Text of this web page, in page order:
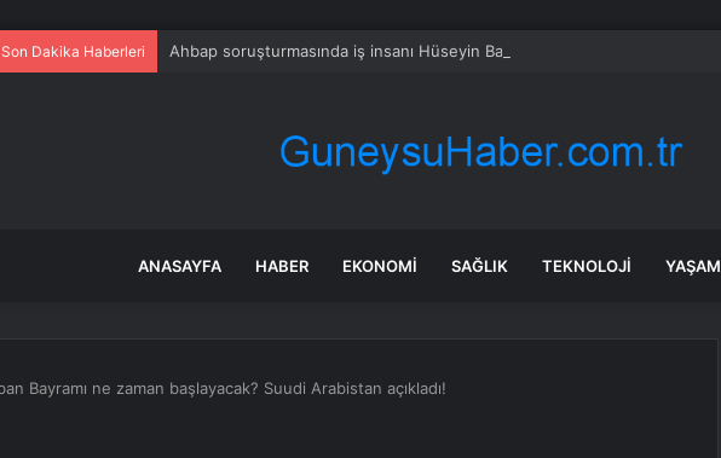
Son Dakika Haberleri Ahbap soruşturmasında iş insanı Hüseyin Başaran’a tutuklama talebi
ANASAYFA HABER EKONOMI SAĞLIK TEKNOLOJI YAŞAM
Bayramı ne zaman başlayacak? Suudi Arabistan açıkladı!